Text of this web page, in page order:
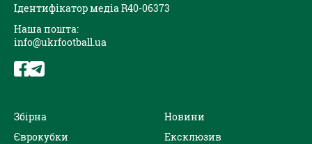
Ідентифікатор медіа R40-06373
Наша пошта:
info@ukrfootball.ua
Збірна
Єврокубки
Новини
Ексклюзив